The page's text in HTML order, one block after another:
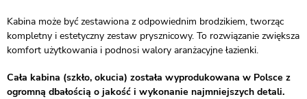
Kabina może być zestawiona z odpowiednim brodzikiem, tworząc
kompletny i estetyczny zestaw prysznicowy. To rozwiązanie zwiększa
komfort użytkowania i podnosi walory aranżacyjne łazienki.
Cała kabina (szkło, okucia) została wyprodukowana w Polsce z
ogromną dbałością o jakość i wykonanie najmniejszych detali.